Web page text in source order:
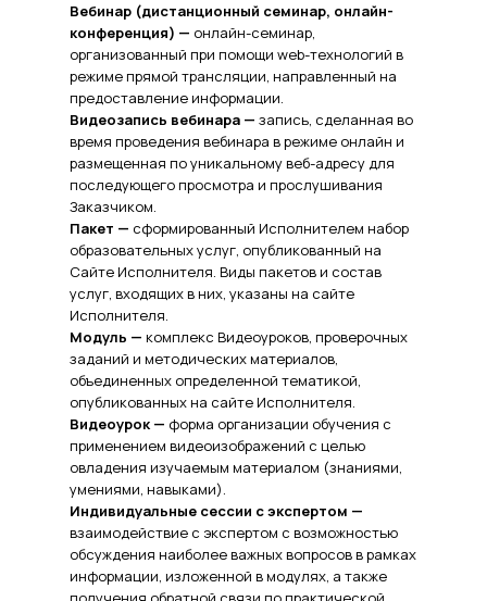
Вебинар (дистанционный семинар, онлайн-
конференция) — онлайн-семинар,
организованный при помощи web-технологий в
режиме прямой трансляции, направленный на
предоставление информации.
Видеозапись вебинара — запись, сделанная во
время проведения вебинара в режиме онлайн и
размещенная по уникальному веб-адресу для
последующего просмотра и прослушивания
Заказчиком.
Пакет — сформированный Исполнителем набор
образовательных услуг, опубликованный на
Сайте Исполнителя. Виды пакетов и состав
услуг, входящих в них, указаны на сайте
Исполнителя.
Модуль — комплекс Видеоуроков, проверочных
заданий и методических материалов,
объединенных определенной тематикой,
опубликованных на сайте Исполнителя.
Видеоурок — форма организации обучения с
применением видеоизображений с целью
овладения изучаемым материалом (знаниями,
умениями, навыками).
Индивидуальные сессии с экспертом —
взаимодействие с экспертом с возможностью
обсуждения наиболее важных вопросов в рамках
информации, изложенной в модулях, а также